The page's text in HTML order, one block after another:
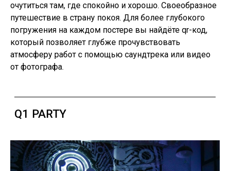
очутиться там, где спокойно и хорошо. Своеобразное
путешествие в страну покоя. Для более глубокого
погружения на каждом постере вы найдёте qr-код,
который позволяет глубже прочувствовать
атмосферу работ с помощью саундтрека или видео
от фотографа.
ДЕЛАЙ ВИДЕО